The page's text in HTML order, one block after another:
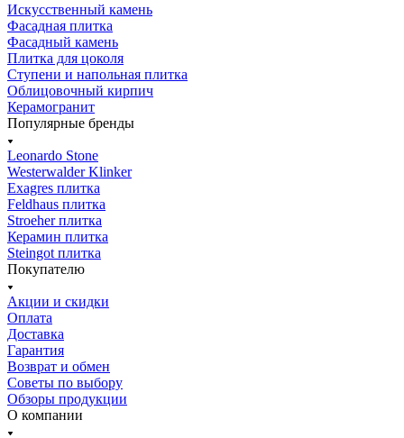
Искусственный камень
Фасадная плитка
Фасадный камень
Плитка для цоколя
Ступени и напольная плитка
Облицовочный кирпич
Керамогранит
Популярные бренды
Leonardo Stone
Westerwalder Klinker
Exagres плитка
Feldhaus плитка
Stroeher плитка
Керамин плитка
Steingot плитка
Покупателю
Акции и скидки
Оплата
Доставка
Гарантия
Возврат и обмен
Советы по выбору
Обзоры продукции
О компании